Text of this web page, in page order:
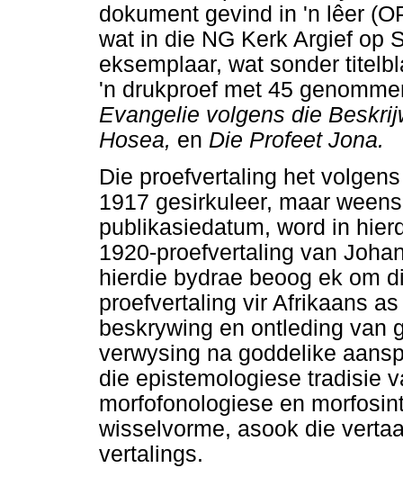
dokument gevind in 'n lêer
wat in die NG Kerk Argief op
eksemplaar, wat sonder
'n drukproef met 45
Evangelie volgens die
Hosea, en Die Profeet Jona.
Die proefvertaling het
1917 gesirkuleer, maar
publikasiedatum, word in
1920-proefvertaling van
hierdie bydrae beoog ek om
proefvertaling vir Afrikaans
beskrywing en ontleding van
verwysing na goddelike
die epistemologiese tradisie
morfofonologiese en
wisselvorme, asook die
vertalings.